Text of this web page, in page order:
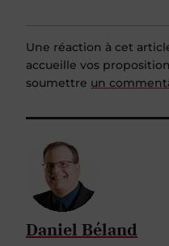
Une réaction à cet
accueille vos
soumettre un
Daniel Béland